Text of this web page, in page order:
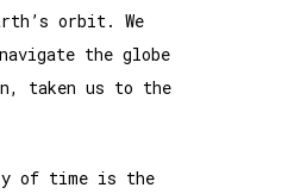
orbit. We
the globe
taken us to the
of time is the